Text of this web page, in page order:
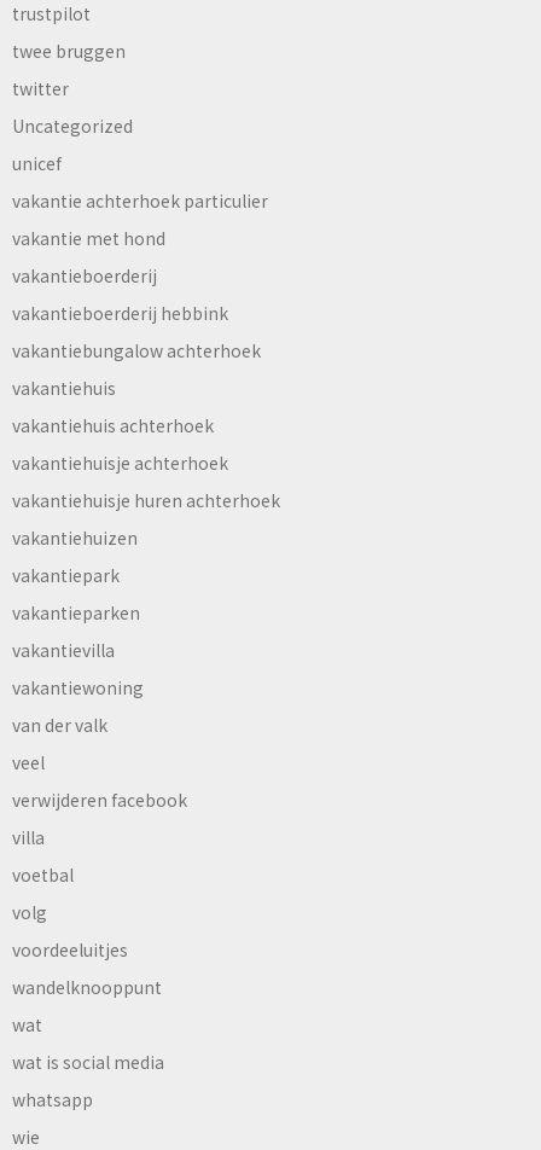
trustpilot
twee bruggen
twitter
Uncategorized
unicef
vakantie achterhoek particulier
vakantie met hond
vakantieboerderij
vakantieboerderij hebbink
vakantiebungalow achterhoek
vakantiehuis
vakantiehuis achterhoek
vakantiehuisje achterhoek
vakantiehuisje huren achterhoek
vakantiehuizen
vakantiepark
vakantieparken
vakantievilla
vakantiewoning
van der valk
veel
verwijderen facebook
villa
voetbal
volg
voordeeluitjes
wandelknooppunt
wat
wat is social media
whatsapp
wie